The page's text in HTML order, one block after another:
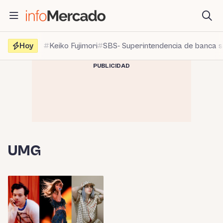
contenido
Hoy
Keiko Fujimori SBS- Superintendencia de banca
PUBLICIDAD
UMG